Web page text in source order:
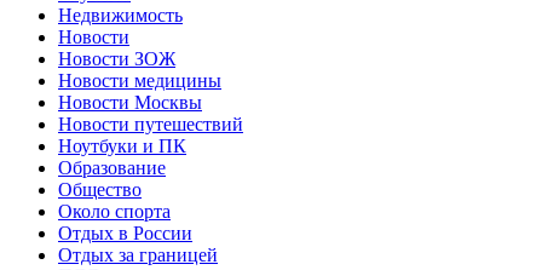
Недвижимость
Новости
Новости ЗОЖ
Новости медицины
Новости Москвы
Новости путешествий
Ноутбуки и ПК
Образование
Общество
Около спорта
Отдых в России
Отдых за границей